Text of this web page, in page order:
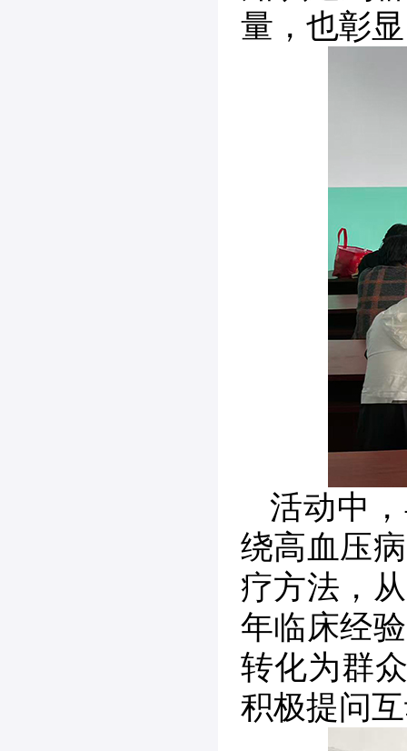
量，也彰
活动中
绕高血压
疗方法，
年临床经
转化为群
积极提问